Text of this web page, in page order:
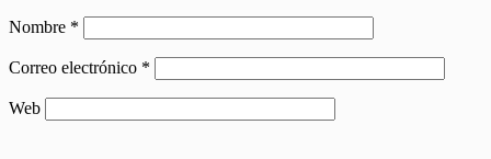
Nombre *
Correo electrónico *
Web